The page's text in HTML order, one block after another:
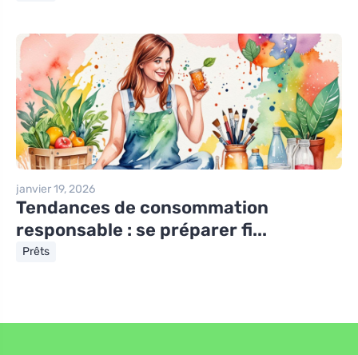
janvier 19, 2026
Tendances de consommation
responsable : se préparer fi...
Prêts